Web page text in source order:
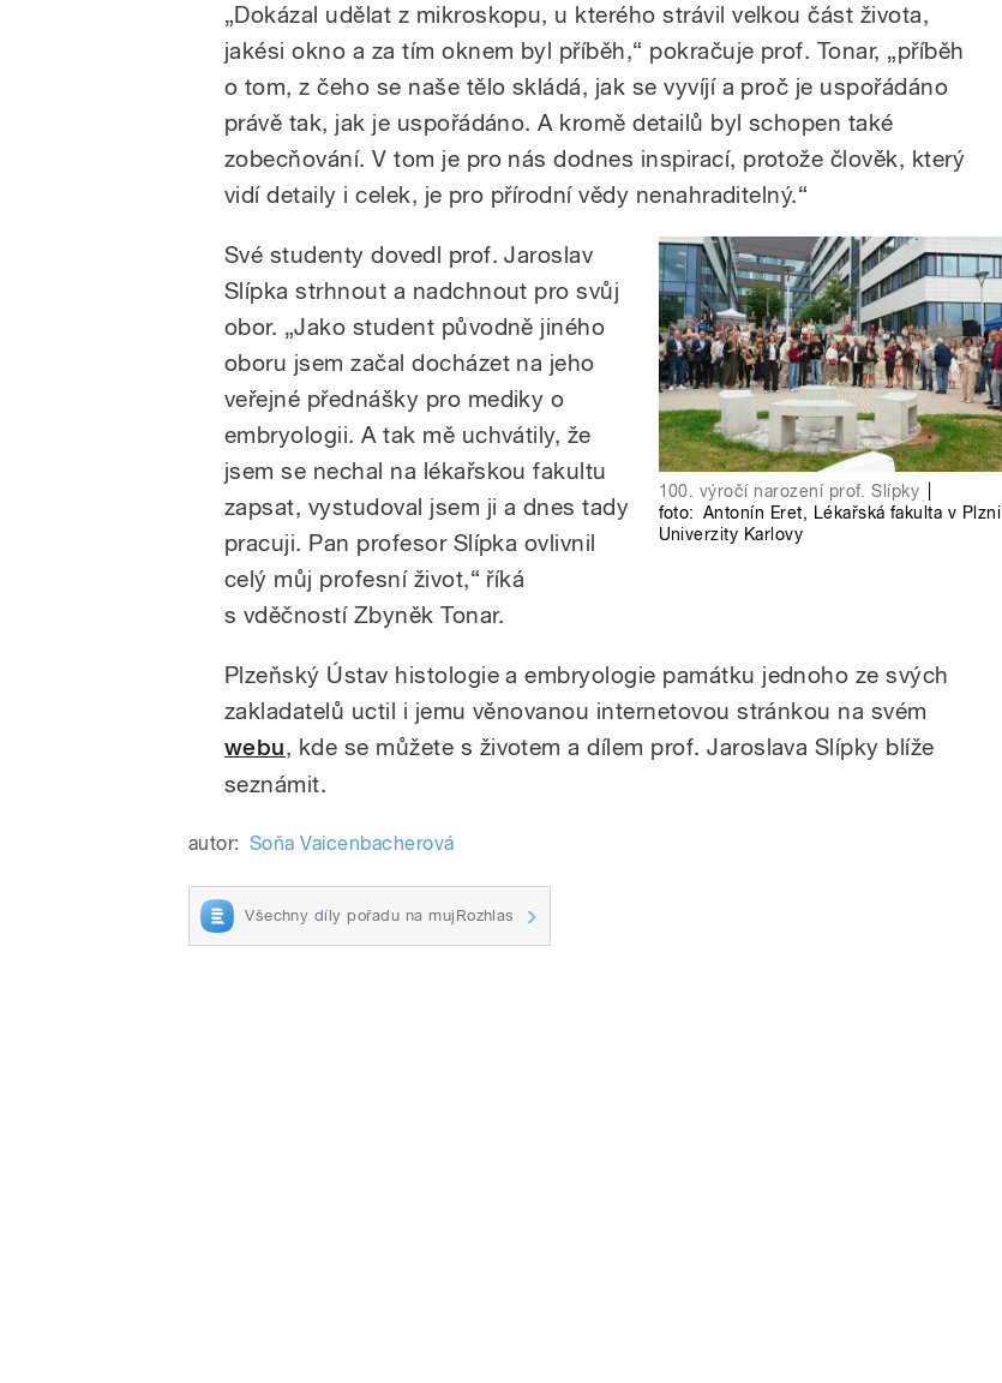
„Dokázal udělat z mikroskopu, u kterého strávil velkou část života,
jakési okno a za tím oknem byl příběh,“ pokračuje prof. Tonar, „příběh
o tom, z čeho se naše tělo skládá, jak se vyvíjí a proč je uspořádáno
právě tak, jak je uspořádáno. A kromě detailů byl schopen také
zobecňování. V tom je pro nás dodnes inspirací, protože člověk, který
vidí detaily i celek, je pro přírodní vědy nenahraditelný.“
100. výročí narození prof. Slípky
foto: Antonín Eret, Lékařská fakulta v Plzni
Univerzity Karlovy
Své studenty dovedl prof. Jaroslav
Slípka strhnout a nadchnout pro svůj
obor. „Jako student původně jiného
oboru jsem začal docházet na jeho
veřejné přednášky pro mediky o
embryologii. A tak mě uchvátily, že
jsem se nechal na lékařskou fakultu
zapsat, vystudoval jsem ji a dnes tady
pracuji. Pan profesor Slípka ovlivnil
celý můj profesní život,“ říká
s vděčností Zbyněk Tonar.
Plzeňský Ústav histologie a embryologie památku jednoho ze svých
zakladatelů uctil i jemu věnovanou internetovou stránkou na svém
webu, kde se můžete s životem a dílem prof. Jaroslava Slípky blíže
seznámit.
autor: Soňa Vaicenbacherová
Všechny díly pořadu na mujRozhlas